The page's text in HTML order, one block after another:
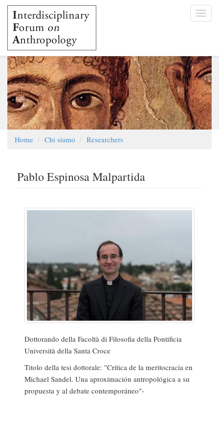
Salta
contenuto
principale
Home Chi siamo Researchers
Pablo Espinosa Malpartida
Dottorando della Facoltà di Filosofia della Pontificia
Università della Santa Croce
Titolo della tesi dottorale: "Crítica de la meritocracia en
Michael Sandel. Una aproximación antropológica a su
propuesta y al debate contemporáneo"-